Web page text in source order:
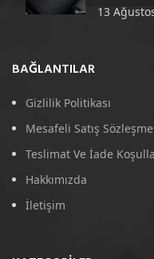
13
BAĞLANTILAR
Gizlilik Politikası
Mesafeli Satış
Teslimat Ve İade
Hakkımızda
İletişim